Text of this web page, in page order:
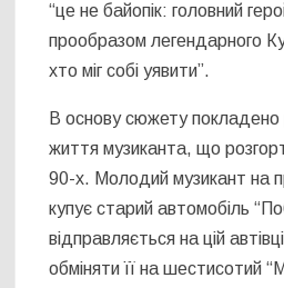
“це не байопік: головний
прообразом легендарного
хто міг собі уявити”.
В основу сюжету покладено
життя музиканта, що
90-х. Молодий музикант на
купує старий автомобіль
відправляється на цій
обміняти її на шестисотий